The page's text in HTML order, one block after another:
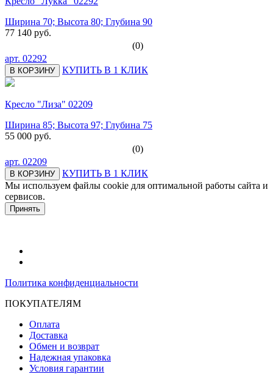
Ширина 70; Высота 80; Глубина 90
77 140 руб.
(0)
арт. 02292
В КОРЗИНУ КУПИТЬ В 1 КЛИК
Кресло "Лиза" 02209
Ширина 85; Высота 97; Глубина 75
55 000 руб.
(0)
арт. 02209
В КОРЗИНУ
КУПИТЬ В 1 КЛИК
Мы используем файлы cookie для оптимальной работы сайта и
сервисов.
Принять
Политика конфиденциальности
ПОКУПАТЕЛЯМ
Оплата
Доставка
Обмен и возврат
Надежная упаковка
Условия гарантии